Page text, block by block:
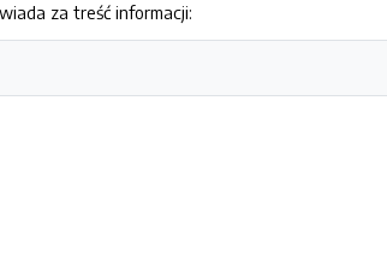
za treść informacji: